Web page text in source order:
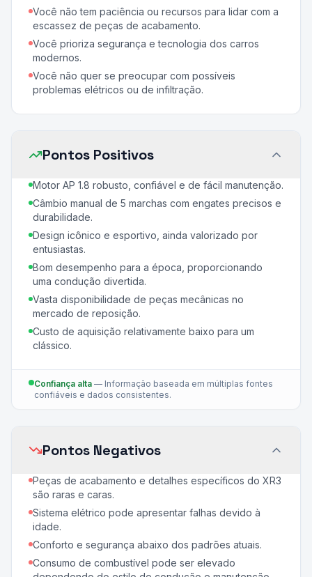
Você não tem paciência ou recursos para lidar com a
escassez de peças de acabamento.
Você prioriza segurança e tecnologia dos carros
modernos.
Você não quer se preocupar com possíveis
problemas elétricos ou de infiltração.
Pontos Positivos
Motor AP 1.8 robusto, confiável e de fácil manutenção.
Câmbio manual de 5 marchas com engates precisos e
durabilidade.
Design icônico e esportivo, ainda valorizado por
entusiastas.
Bom desempenho para a época, proporcionando
uma condução divertida.
Vasta disponibilidade de peças mecânicas no
mercado de reposição.
Custo de aquisição relativamente baixo para um
clássico.
Confiança alta — Informação baseada em múltiplas fontes
confiáveis e dados consistentes.
Pontos Negativos
Peças de acabamento e detalhes específicos do XR3
são raras e caras.
Sistema elétrico pode apresentar falhas devido à
idade.
Conforto e segurança abaixo dos padrões atuais.
Consumo de combustível pode ser elevado